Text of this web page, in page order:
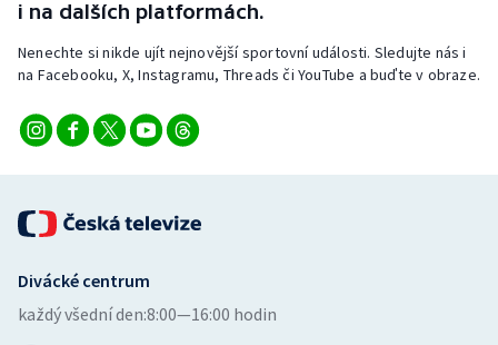
Veslování
Vodní slalom
Volejbal
Ostatní
i na dalších platformách.
Nenechte si nikde ujít nejnovější sportovní události. Sledujte nás i
na Facebooku, X, Instagramu, Threads či YouTube a buďte v obraze.
Divácké centrum
každý všední den:8:00—16:00 hodin